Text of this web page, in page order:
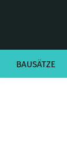
BAUSÄTZE